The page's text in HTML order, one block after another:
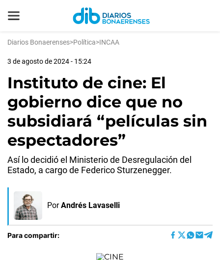
Diarios Bonaerenses>Política>INCAA
3 de agosto de 2024 - 15:24
Instituto de cine: El
gobierno dice que no
subsidiará “películas sin
espectadores”
Así lo decidió el Ministerio de Desregulación del
Estado, a cargo de Federico Sturzenegger.
Por Andrés Lavaselli
Para compartir: